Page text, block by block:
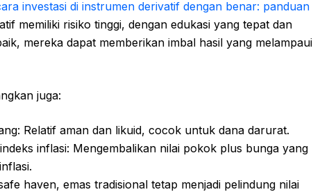
investasi di instrumen derivatif dengan benar: panduan
memiliki risiko tinggi, dengan edukasi yang tepat dan
mereka dapat memberikan imbal hasil yang melampaui
juga:
Relatif aman dan likuid, cocok untuk dana darurat.
inflasi: Mengembalikan nilai pokok plus bunga yang
haven, emas tradisional tetap menjadi pelindung nilai